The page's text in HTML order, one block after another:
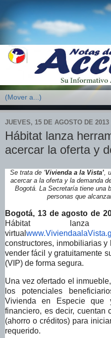
JUEVES, 15 DE AGOSTO DE 2013
Hábitat lanza
acercar la oferta y
Se trata de ‘Vivienda a la Vista’,
acercar a la oferta y la demanda
Bogotá. La Secretaría tiene una
personas que
Bogotá, 13 de agosto de
Hábitat lanza
virtual
constructores, inmobiliariasy
vender fácil y gratuitamente
(VIP) de forma segura.
Una vez ofertado el
los potenciales
Vivienda en Especie que
financiero, es decir, cuentan
(ahorro o créditos) para
requerido.